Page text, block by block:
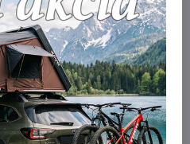
Skladom
3790 €
Do košíka